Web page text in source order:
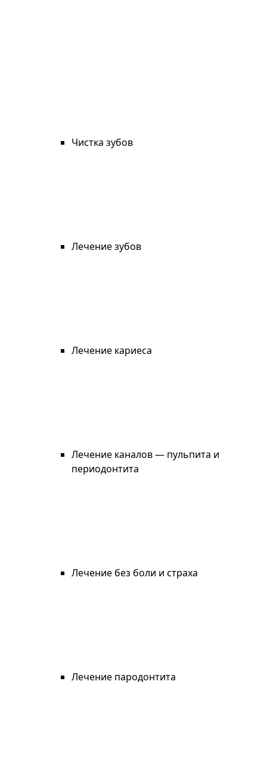
Чистка зубов
Лечение зубов
Лечение кариеса
Лечение каналов — пульпита и
периодонтита
Лечение без боли и страха
Лечение пародонтита